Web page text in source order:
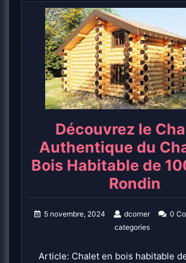
Découvrez le
Authentique du
Bois Habitable de
Rondin
5 novembre, 2024 dcorner 0
categories
Article: Chalet en bois habitable